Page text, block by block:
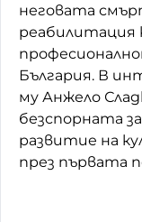
неговата
реабилитация
България. В
му Анжело
безспорната
развитие на
през първата